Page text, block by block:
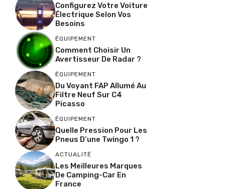
Configurez Votre Voiture
Électrique Selon Vos
Besoins
ÉQUIPEMENT
Comment Choisir Un
Avertisseur De Radar ?
ÉQUIPEMENT
Du Voyant FAP Allumé Au
Filtre Neuf Sur C4
Picasso
ÉQUIPEMENT
Quelle Pression Pour Les
Pneus D’une Twingo 1 ?
ACTUALITÉ
Les Meilleures Marques
De Camping-Car En
France